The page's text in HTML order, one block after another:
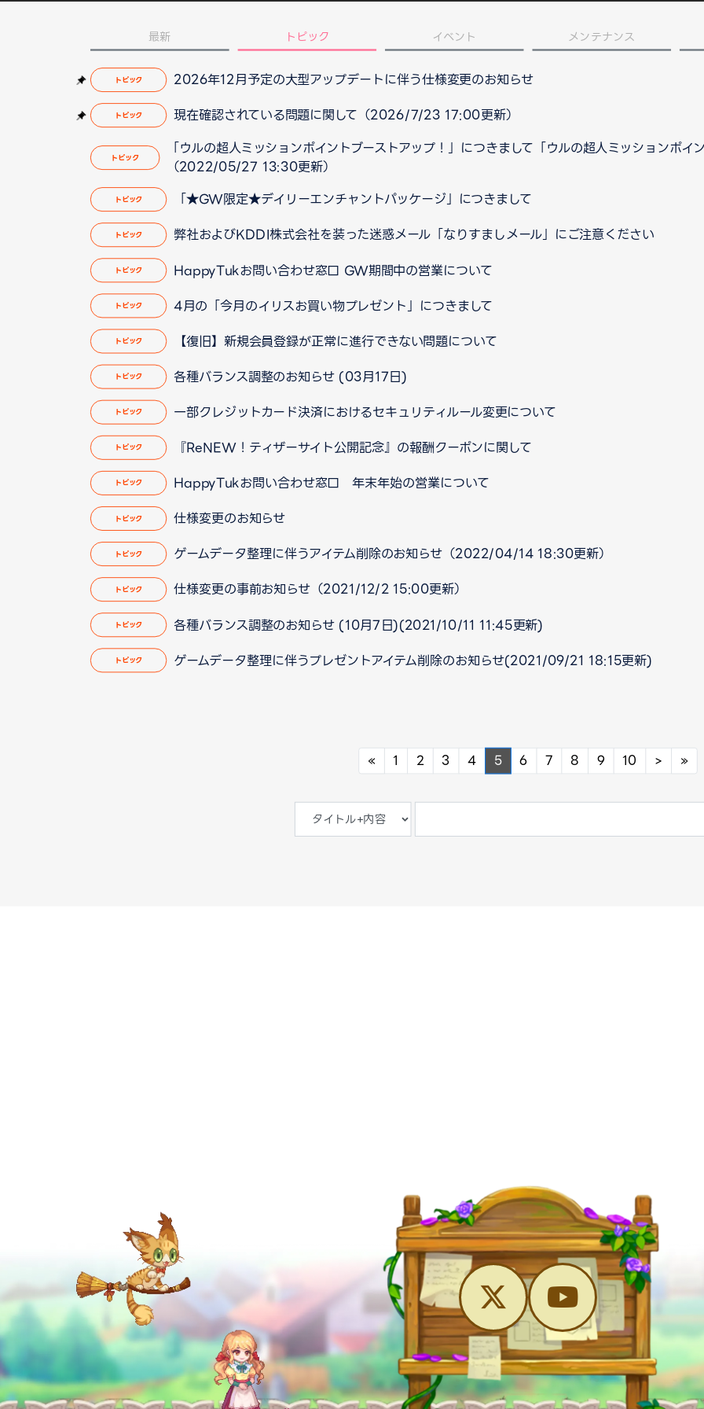
最新 トピック イベント メンテナンス
トピック 2026年12月予定の大型アップデートに伴う仕様変更のお知らせ
トピック 現在確認されている問題に関して（2026/7/23 17:00更新）
トピック
「ウルの超人ミッションポイントブーストアップ！」につきまして「ウルの超人ミッションポイ
（2022/05/27 13:30更新）
トピック 「★GW限定★デイリーエンチャントパッケージ」につきまして
トピック 弊社およびKDDI株式会社を装った迷惑メール「なりすましメール」にご注意ください
トピック HappyTukお問い合わせ窓口 GW期間中の営業について
トピック 4月の「今月のイリスお買い物プレゼント」につきまして
トピック 【復旧】新規会員登録が正常に進行できない問題について
トピック 各種バランス調整のお知らせ (03月17日)
トピック 一部クレジットカード決済におけるセキュリティルール変更について
トピック 『ReNEW！ティザーサイト公開記念』の報酬クーポンに関して
トピック HappyTukお問い合わせ窓口 年末年始の営業について
トピック 仕様変更のお知らせ
トピック ゲームデータ整理に伴うアイテム削除のお知らせ（2022/04/14 18:30更新）
トピック 仕様変更の事前お知らせ（2021/12/2 15:00更新）
トピック 各種バランス調整のお知らせ (10月7日)(2021/10/11 11:45更新)
トピック ゲームデータ整理に伴うプレゼントアイテム削除のお知らせ(2021/09/21 18:15更新)
« Previous
1 2 3 4 5 6 7 8 9 10 > Next
»